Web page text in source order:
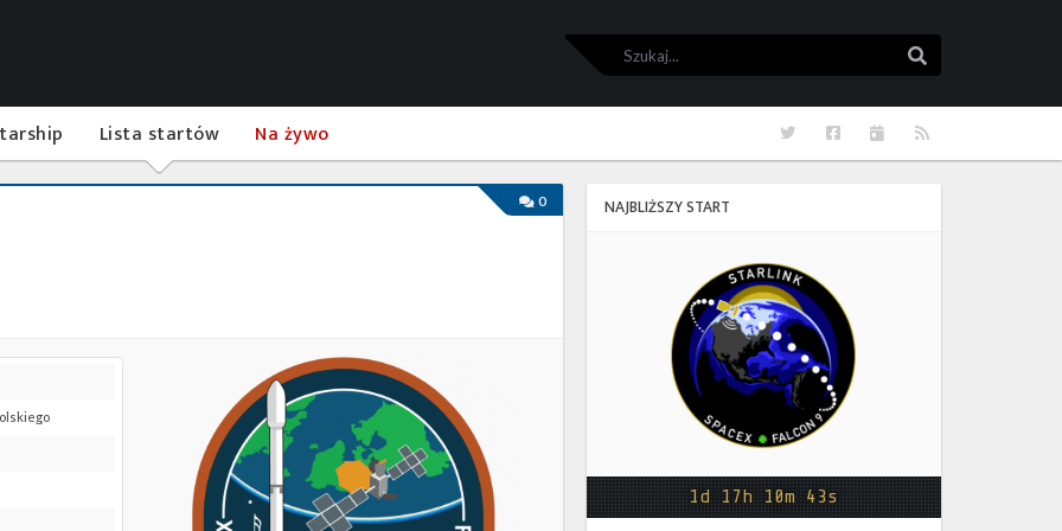
Szukaj
Lista startów Na żywo RSS
Kalendarze
Facebook
Twitter
0 NAJBLIŻSZY START
1d 17h 10m 43s